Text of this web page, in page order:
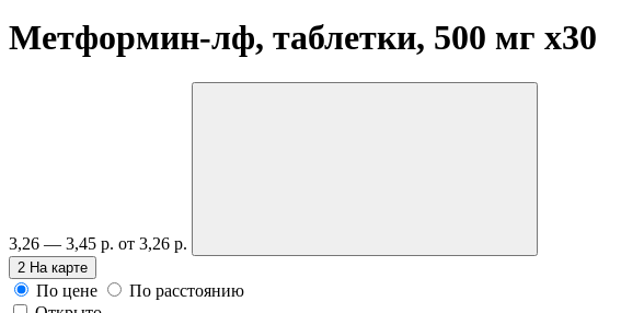
Метформин-лф, таблетки, 500 мг x30
3,26 — 3,45 р. от 3,26 р.
2 На карте
По цене
По расстоянию